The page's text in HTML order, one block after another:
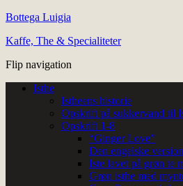
Bottega Luigia
Kaffe, The & Specialiteter
Flip navigation
Isthe
Istheens historie
Opskrift på sukkervand til
Opskrift 1-8
“Ginger Love”
Den engelske version
Iste lavet på grøn te
Grøn isthe med